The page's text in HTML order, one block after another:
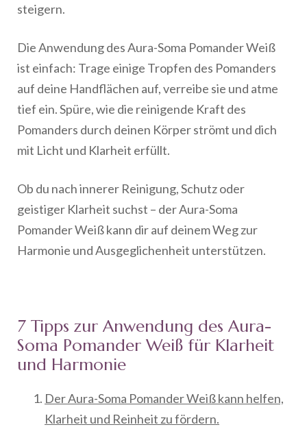
steigern.
Die Anwendung des Aura-Soma Pomander Weiß
ist einfach: Trage einige Tropfen des Pomanders
auf deine Handflächen auf, verreibe sie und atme
tief ein. Spüre, wie die reinigende Kraft des
Pomanders durch deinen Körper strömt und dich
mit Licht und Klarheit erfüllt.
Ob du nach innerer Reinigung, Schutz oder
geistiger Klarheit suchst – der Aura-Soma
Pomander Weiß kann dir auf deinem Weg zur
Harmonie und Ausgeglichenheit unterstützen.
7 Tipps zur Anwendung des Aura-
Soma Pomander Weiß für Klarheit
und Harmonie
Der Aura-Soma Pomander Weiß kann helfen,
Klarheit und Reinheit zu fördern.